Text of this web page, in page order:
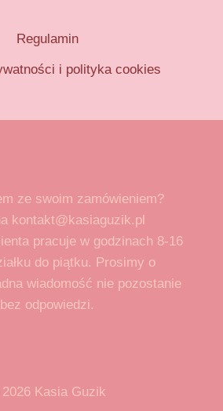
Regulamin
i polityka cookies
ze swoim zamówieniem?
kontakt@kasiaguzik.pl
pracuje w godzinach 8-16
do piątku. Prosimy o
wiadomość nie pozostanie
bez odpowiedzi.
Kasia Guzik